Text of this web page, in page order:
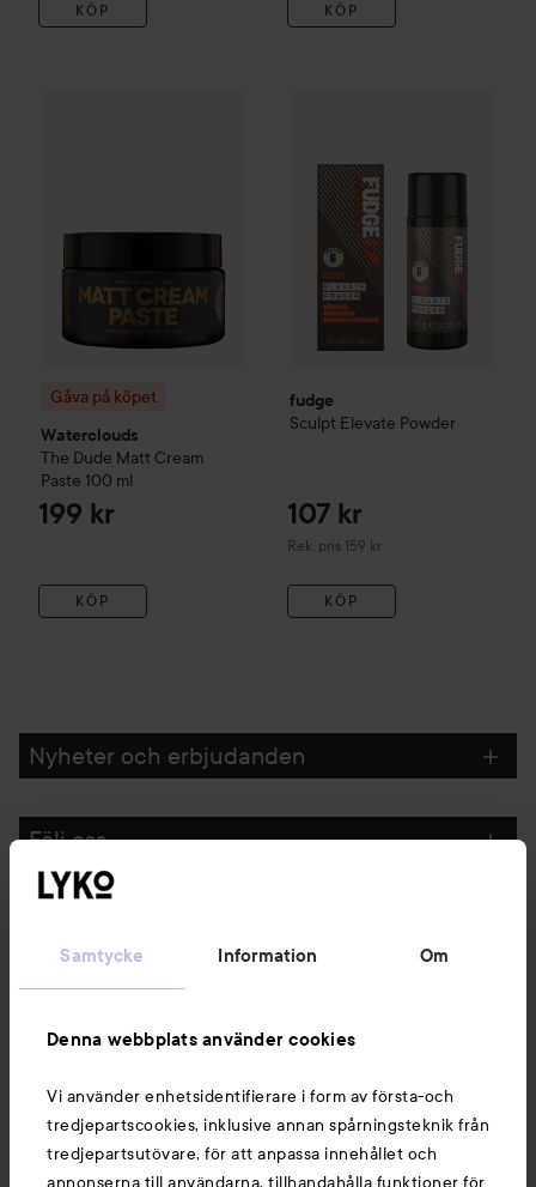
Samtycke Information Om
Denna webbplats använder cookies
Vi använder enhetsidentifierare i form av första-och
tredjepartscookies, inklusive annan spårningsteknik från
tredjepartsutövare, för att anpassa innehållet och
annonserna till användarna, tillhandahålla funktioner för
KÖP KÖP
Gåva på köpet
Waterclouds
The Dude Matt Cream
Paste 100 ml
199 kr
KÖP
fudge
Sculpt Elevate Powder
107 kr
Rek. pris 159 kr
Rekommenderat pris 159 kr
KÖP
Nyheter och erbjudanden
Följ oss
Du kanske också gillar